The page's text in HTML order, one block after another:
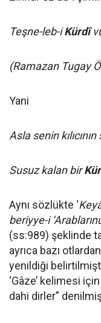
Teşne-leb-iKürdî
(Ramazan Tugay
Yani
Asla senin
Susuz kalan bir
Aynı sözlükte ‘
beriyye-i
(ss:989) şeklinde
ayrıca bazı
yenildiği
‘Gâze’ kelimesi
dahi dirler”